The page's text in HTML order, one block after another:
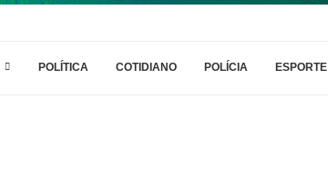
POLÍTICA COTIDIANO POLÍCIA ESPORTE